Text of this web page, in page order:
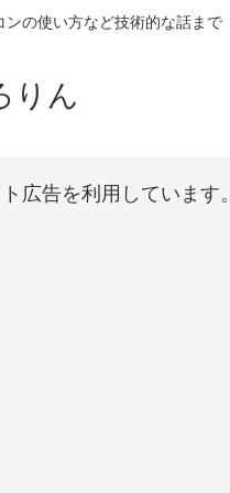
の使い方など技術的な話まで
りん
広告を利用しています